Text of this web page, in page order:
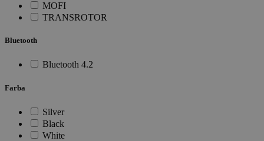
MOFI
TRANSROTOR
Bluetooth
Bluetooth 4.2
Farba
Silver
Black
White